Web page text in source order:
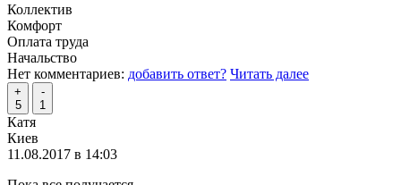
Коллектив
Комфорт
Оплата труда
Начальство
Нет комментариев: добавить ответ? Читать далее
+
5
-
1
Катя
Киев
11.08.2017 в 14:03